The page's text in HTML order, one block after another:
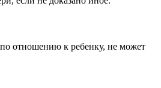
по отношению к ребенку, не может